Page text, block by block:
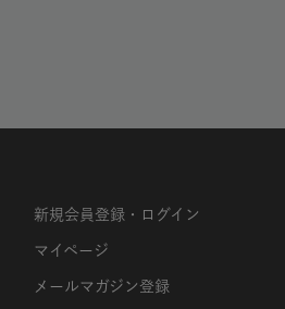
新規会員登録・ログイン
マイページ
メールマガジン登録